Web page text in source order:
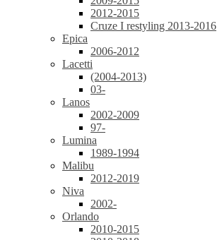
2012-2015
Cruze I restyling 2013-2016
Epica
2006-2012
Lacetti
(2004-2013)
03-
Lanos
2002-2009
97-
Lumina
1989-1994
Malibu
2012-2019
Niva
2002-
Orlando
2010-2015